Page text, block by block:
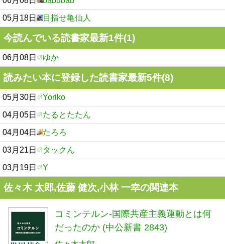
05月18日 目指せ亀仙人
今読んでいる読書家最新1件(1)
06月08日 ゆか
読みたい本に登録した読書家最新5件(8)
05月30日 Yoriko
04月05日 たるとたたん
04月04日 たろろ
03月21日 タックん
03月19日 Y
佐々木 太郎,佐藤 健次,小林 一幸の関連本
コミンテルン-国際共産主義運動とは何
だったのか (中公新書 2843)